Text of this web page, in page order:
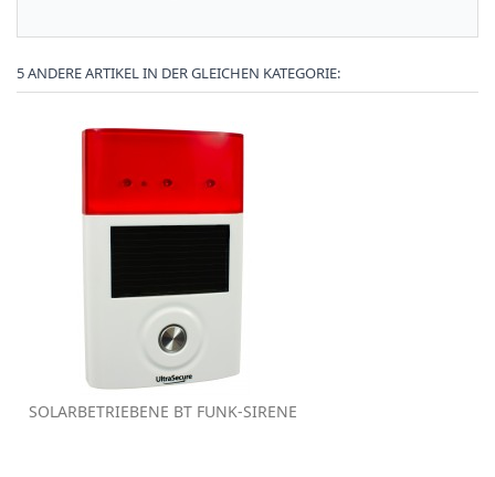
5 ANDERE ARTIKEL IN DER GLEICHEN KATEGORIE:
SOLARBETRIEBENE BT FUNK-SIRENE